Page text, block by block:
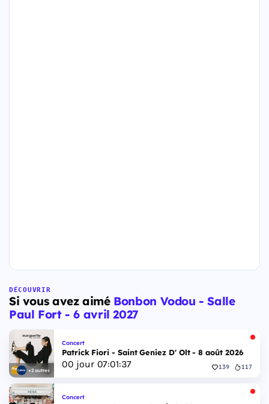
DÉCOUVRIR
Si vous avez aimé Bonbon Vodou - Salle
Paul Fort - 6 avril 2027
+2 autres
Concert
Patrick Fiori - Saint Geniez D' Olt - 8 août 2026
00 jour 07:01:36 139 117
Concert